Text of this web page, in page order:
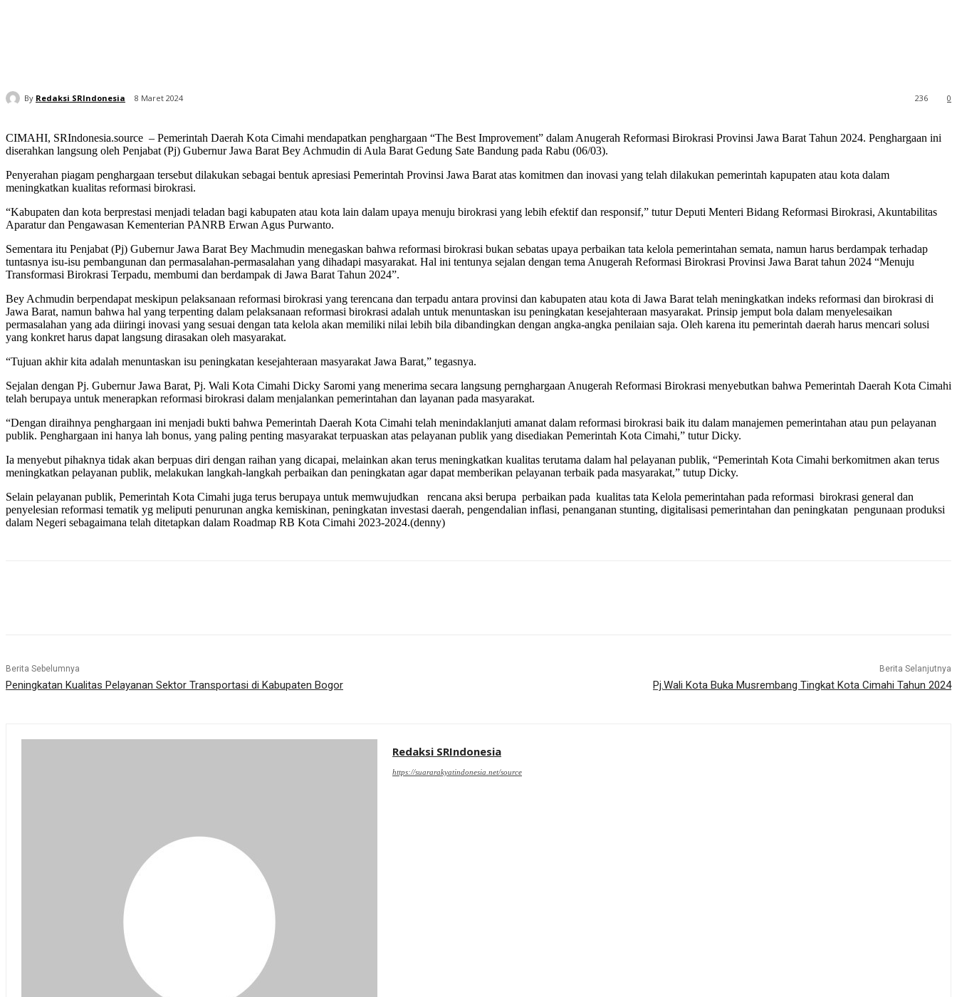
By Redaksi SRIndonesia 8 Maret 2024 0
236
CIMAHI, SRIndonesia.source – Pemerintah Daerah Kota Cimahi mendapatkan penghargaan “The Best Improvement” dalam Anugerah Reformasi Birokrasi Provinsi Jawa Barat Tahun 2024. Penghargaan ini
diserahkan langsung oleh Penjabat (Pj) Gubernur Jawa Barat Bey Achmudin di Aula Barat Gedung Sate Bandung pada Rabu (06/03).
Penyerahan piagam penghargaan tersebut dilakukan sebagai bentuk apresiasi Pemerintah Provinsi Jawa Barat atas komitmen dan inovasi yang telah dilakukan pemerintah kapupaten atau kota dalam
meningkatkan kualitas reformasi birokrasi.
“Kabupaten dan kota berprestasi menjadi teladan bagi kabupaten atau kota lain dalam upaya menuju birokrasi yang lebih efektif dan responsif,” tutur Deputi Menteri Bidang Reformasi Birokrasi, Akuntabilitas
Aparatur dan Pengawasan Kementerian PANRB Erwan Agus Purwanto.
Sementara itu Penjabat (Pj) Gubernur Jawa Barat Bey Machmudin menegaskan bahwa reformasi birokrasi bukan sebatas upaya perbaikan tata kelola pemerintahan semata, namun harus berdampak terhadap
tuntasnya isu-isu pembangunan dan permasalahan-permasalahan yang dihadapi masyarakat. Hal ini tentunya sejalan dengan tema Anugerah Reformasi Birokrasi Provinsi Jawa Barat tahun 2024 “Menuju
Transformasi Birokrasi Terpadu, membumi dan berdampak di Jawa Barat Tahun 2024”.
Bey Achmudin berpendapat meskipun pelaksanaan reformasi birokrasi yang terencana dan terpadu antara provinsi dan kabupaten atau kota di Jawa Barat telah meningkatkan indeks reformasi dan birokrasi di
Jawa Barat, namun bahwa hal yang terpenting dalam pelaksanaan reformasi birokrasi adalah untuk menuntaskan isu peningkatan kesejahteraan masyarakat. Prinsip jemput bola dalam menyelesaikan
permasalahan yang ada diiringi inovasi yang sesuai dengan tata kelola akan memiliki nilai lebih bila dibandingkan dengan angka-angka penilaian saja. Oleh karena itu pemerintah daerah harus mencari solusi
yang konkret harus dapat langsung dirasakan oleh masyarakat.
“Tujuan akhir kita adalah menuntaskan isu peningkatan kesejahteraan masyarakat Jawa Barat,” tegasnya.
Sejalan dengan Pj. Gubernur Jawa Barat, Pj. Wali Kota Cimahi Dicky Saromi yang menerima secara langsung pernghargaan Anugerah Reformasi Birokrasi menyebutkan bahwa Pemerintah Daerah Kota Cimahi
telah berupaya untuk menerapkan reformasi birokrasi dalam menjalankan pemerintahan dan layanan pada masyarakat.
“Dengan diraihnya penghargaan ini menjadi bukti bahwa Pemerintah Daerah Kota Cimahi telah menindaklanjuti amanat dalam reformasi birokrasi baik itu dalam manajemen pemerintahan atau pun pelayanan
publik. Penghargaan ini hanya lah bonus, yang paling penting masyarakat terpuaskan atas pelayanan publik yang disediakan Pemerintah Kota Cimahi,” tutur Dicky.
Ia menyebut pihaknya tidak akan berpuas diri dengan raihan yang dicapai, melainkan akan terus meningkatkan kualitas terutama dalam hal pelayanan publik, “Pemerintah Kota Cimahi berkomitmen akan terus
meningkatkan pelayanan publik, melakukan langkah-langkah perbaikan dan peningkatan agar dapat memberikan pelayanan terbaik pada masyarakat,” tutup Dicky.
Selain pelayanan publik, Pemerintah Kota Cimahi juga terus berupaya untuk memwujudkan rencana aksi berupa perbaikan pada kualitas tata Kelola pemerintahan pada reformasi birokrasi general dan
penyelesian reformasi tematik yg meliputi penurunan angka kemiskinan, peningkatan investasi daerah, pengendalian inflasi, penanganan stunting, digitalisasi pemerintahan dan peningkatan pengunaan produksi
dalam Negeri sebagaimana telah ditetapkan dalam Roadmap RB Kota Cimahi 2023-2024.(denny)
Berita Sebelumnya
Peningkatan Kualitas Pelayanan Sektor Transportasi di Kabupaten Bogor
Berita Selanjutnya
Pj.Wali Kota Buka Musrembang Tingkat Kota Cimahi Tahun 2024
Redaksi SRIndonesia
https://suararakyatindonesia.net/source